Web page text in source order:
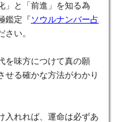
」と「前進」を知る為
鑑定『 ソウルナンバー占
さい。
を味方につけて真の願
せる確かな方法がわかり
入れれば、運命は必ずあ